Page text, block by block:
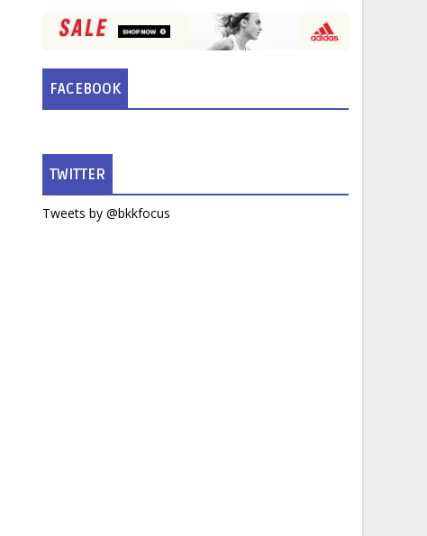
FACEBOOK
TWITTER
Tweets by @bkkfocus